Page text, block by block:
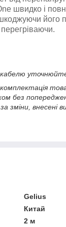
швидко і
його
перегріваючи.
кабелю
без
зміни, внесені
Gelius
Китай
2 м